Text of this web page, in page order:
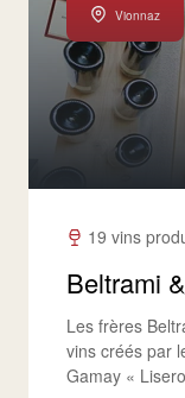
Vionnaz
19 vins
Beltrami
Les frères
vins créés par
Gamay «